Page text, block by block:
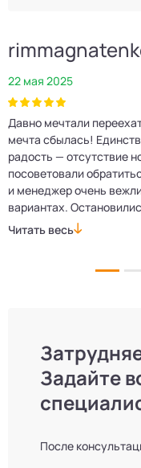
22 мая 2025
Давно мечтали
мечта сбылась!
радость — отсутствие
посоветовали
и менеджер очень
вариантах.
Монтажники приехали
Читать весь
Задайте
После